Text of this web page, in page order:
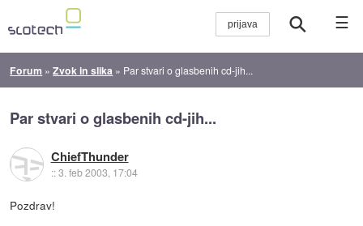
☰
Forum »Zvok in slika » Par stvari o glasbenih cd-jih...
Par stvari o glasbenih cd-jih...
ChiefThunder
::3. feb 2003, 17:04
Pozdrav!